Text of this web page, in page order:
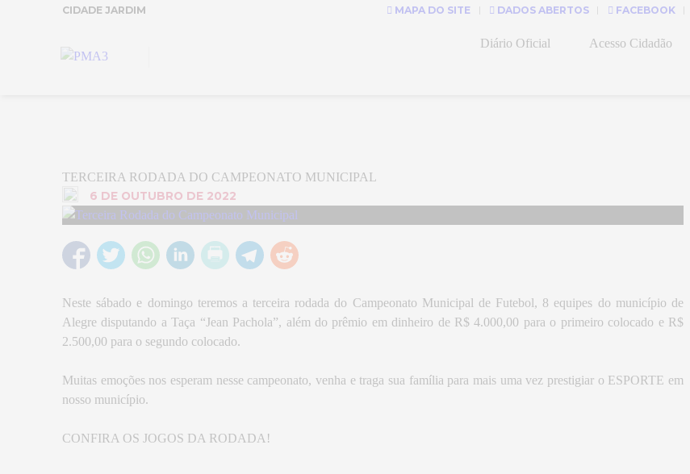
CIDADE JARDIM MAPA DO SITE DADOS ABERTOS FACEBOOK
Diário Oficial Acesso Cidadão
TERCEIRA RODADA DO CAMPEONATO MUNICIPAL
6 DE OUTUBRO DE 2022
Neste sábado e domingo teremos a terceira rodada do Campeonato Municipal de Futebol, 8 equipes do município de
Alegre disputando a Taça “Jean Pachola”, além do prêmio em dinheiro de R$ 4.000,00 para o primeiro colocado e R$
2.500,00 para o segundo colocado.
Muitas emoções nos esperam nesse campeonato, venha e traga sua família para mais uma vez prestigiar o ESPORTE em
nosso município.
CONFIRA OS JOGOS DA RODADA!